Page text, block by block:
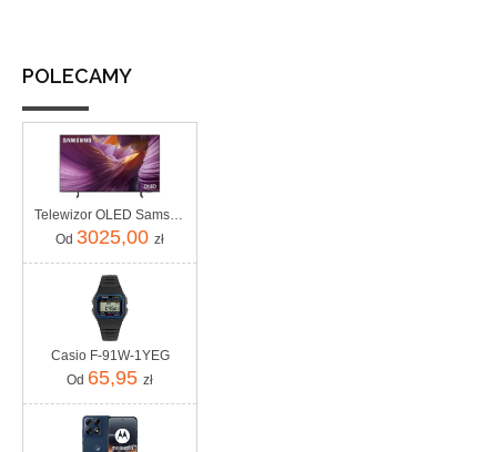
POLECAMY
Telewizor OLED Samsung QE55S85FAU 55 cali 4K UHD
Od 3025,00 zł
Casio F-91W-1YEG
Od 65,95 zł